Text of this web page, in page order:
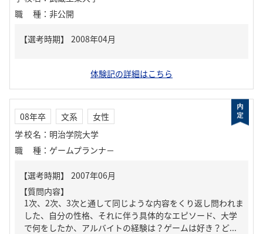
職種 ： 非公開
体験記の詳細はこちら
08年卒 文系
女性
学校名 ： 明治学院大学
職種 ： ゲームプランナ－
【質問内容】
1次、2次、3次と通して同じような内容をくり返し問われま
した、自分の性格、それに伴う具体的なエピソード、大学
で何をしたか、アルバイトの経験は？ゲームは好き？ど...